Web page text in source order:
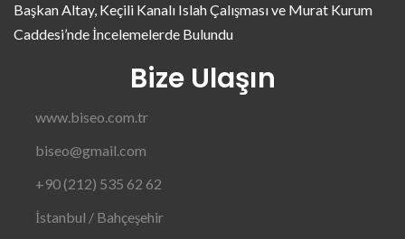
Başkan Altay, Keçili Kanalı Islah Çalışması ve Murat Kurum
Caddesi’nde İncelemelerde Bulundu
Bize Ulaşın
www.biseo.com.tr
biseo@gmail.com
+90 (212) 535 62 62
İstanbul / Bahçeşehir